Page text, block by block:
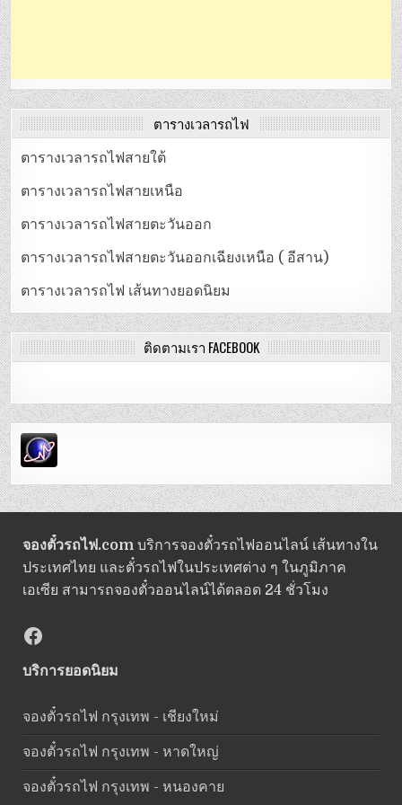
ตารางเวลารถไฟ
ตารางเวลารถไฟสายใต้
ตารางเวลารถไฟสายเหนือ
ตารางเวลารถไฟสายตะวันออก
ตารางเวลารถไฟสายตะวันออกเฉียงเหนือ ( อีสาน)
ตารางเวลารถไฟ เส้นทางยอดนิยม
ติดตามเรา FACEBOOK
จองตั๋วรถไฟ.comบริการจองตั๋วรถไฟออนไลน์ เส้นทางใน
ประเทศไทย และตั๋วรถไฟในประเทศต่าง ๆ ในภูมิภาค
เอเซีย สามารถจองตั๋วออนไลน์ได้ตลอด 24 ชั่วโมง
Facebook
บริการยอดนิยม
จองตั๋วรถไฟ กรุงเทพ - เชียงใหม่
จองตั๋วรถไฟ กรุงเทพ - หาดใหญ่
จองตั๋วรถไฟ กรุงเทพ - หนองคาย